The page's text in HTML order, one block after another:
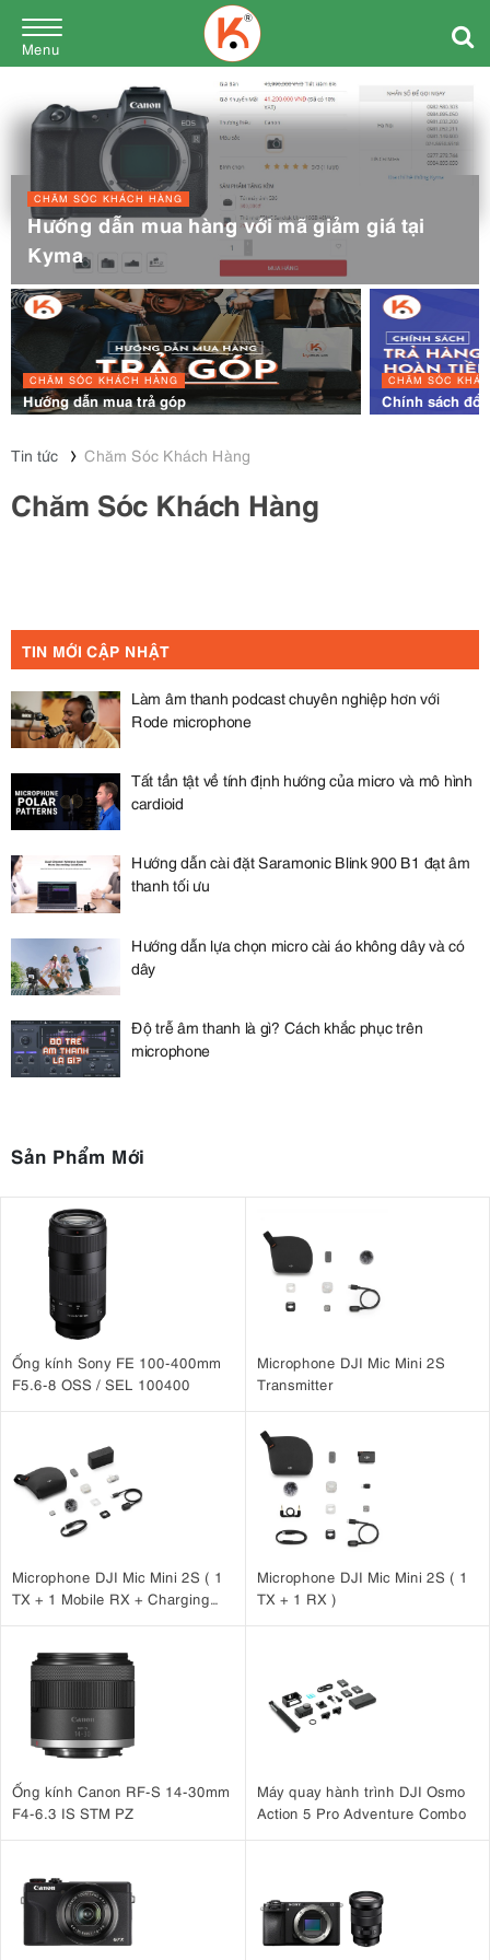
Menu
CHĂM SÓC KHÁCH HÀNG
Hướng dẫn mua hàng với mã giảm giá tại
Kyma
CHĂM SÓC KHÁCH HÀNG
Hướng dẫn mua trả góp
CHĂM SÓC
Chính sách
Tin tức Chăm Sóc Khách Hàng
Chăm Sóc Khách Hàng
TIN MỚI CẬP NHẬT
Làm âm thanh podcast chuyên nghiệp hơn với
Rode microphone
Tất tần tật về tính định hướng của micro và mô hình
cardioid
Hướng dẫn cài đặt Saramonic Blink 900 B1 đạt âm
thanh tối ưu
Hướng dẫn lựa chọn micro cài áo không dây và có
dây
Độ trễ âm thanh là gì? Cách khắc phục trên
microphone
Sản Phẩm Mới
Ống kính Sony FE 100-400mm
F5.6-8 OSS / SEL 100400
Microphone DJI Mic Mini 2S
Transmitter
Microphone DJI Mic Mini 2S ( 1
TX + 1 Mobile RX + Charging
Microphone DJI Mic Mini 2S ( 1
TX + 1 RX )
Ống kính Canon RF-S 14-30mm
F4-6.3 IS STM PZ
Máy quay hành trình DJI Osmo
Action 5 Pro Adventure Combo